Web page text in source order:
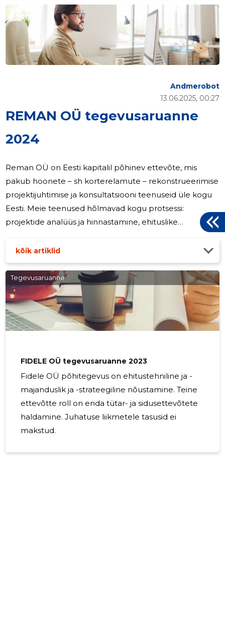
REMAN OÜ tegevusaruanne
2024
13.06.2025, 00:27
Andmerobot
Reman OÜ on Eesti kapitalil põhinev ettevõte, mis
pakub hoonete – sh korterelamute – rekonstrueerimise
projektijuhtimise ja konsultatsiooni teenuseid üle kogu
Eesti. Meie teenused hõlmavad kogu protsessi:
projektide analüüs ja hinnastamine, ehituslike
projektide juhtimine. Ettevõtte põhifookus on hoonetel,
mis on vanemad kui 25 aastat. Osutame
projektijuhtimise teenust mitmetes
rekonstrueerimisprojektides. 2024 aastal jätkas Reman
OÜ oma tegevust stabiilselt, osaledes mitmetes
korterelamute rekonstrueerimisprojektides erinevates
Eesti
kõik artiklid
Tegevusaruanne
FIDELE OÜ tegevusaruanne 2023
Fidele OÜ põhitegevus on ehitustehniline ja -
majanduslik ja -strateegiline nõustamine. Teine
ettevõtte roll on enda tütar- ja sidusettevõtete
haldamine. Juhatuse liikmetele tasusid ei
makstud.